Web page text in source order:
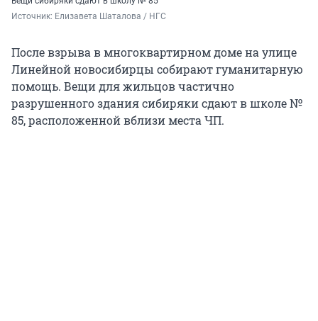
Источник: Елизавета Шаталова / НГС
После взрыва в многоквартирном доме на улице
Линейной новосибирцы собирают гуманитарную
помощь. Вещи для жильцов частично
разрушенного здания сибиряки сдают в школе №
85, расположенной вблизи места ЧП.